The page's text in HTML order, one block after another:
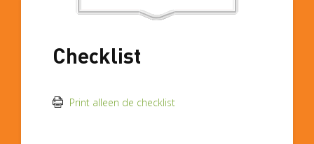
Checklist
Print alleen de checklist